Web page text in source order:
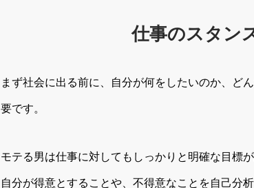
仕事のスタン
まず社会に出る前に、自分が何をしたいのか、ど
要です。
モテる男は仕事に対してもしっかりと明確な目標
自分が得意とすることや、不得意なことを自己分